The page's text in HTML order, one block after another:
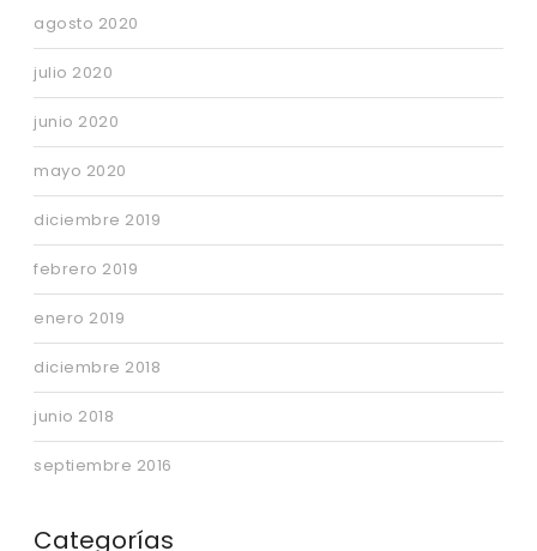
agosto 2020
julio 2020
junio 2020
mayo 2020
diciembre 2019
febrero 2019
enero 2019
diciembre 2018
junio 2018
septiembre 2016
Categorías